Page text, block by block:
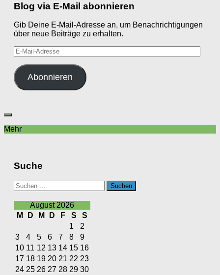
Blog via E-Mail abonnieren
Gib Deine E-Mail-Adresse an, um Benachrichtigungen
über neue Beiträge zu erhalten.
E-
Mail-
Adresse
Abonnieren
Mehr
Suche
Suchen
nach:
August 2026
M
D M D F S
S
1
2
3
4 5 6 7 8
9
10 11 12 13 14 15 16
17 18 19 20 21 22 23
24 25 26 27 28 29 30